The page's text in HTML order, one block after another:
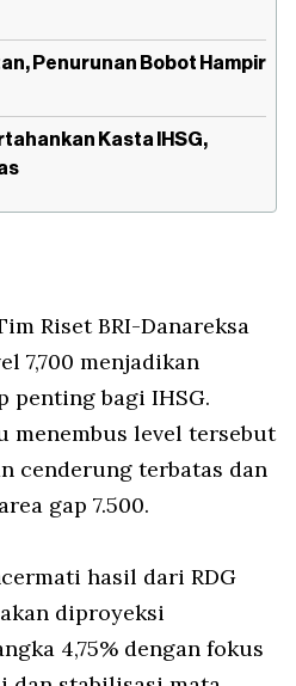
Penurunan Bobot Hampir
Kasta IHSG,
Riset BRI-Danareksa
7,700 menjadikan
penting bagi IHSG.
menembus level tersebut
cenderung terbatas dan
gap 7.500.
hasil dari RDG
diproyeksi
4,75% dengan fokus